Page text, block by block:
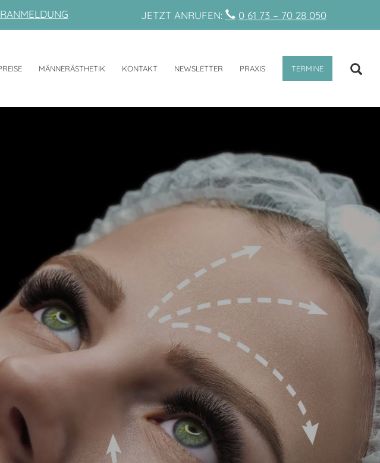
JETZT ANRUFEN: 0 61 73 – 70 28 050
MÄNNERÄSTHETIK KONTAKT NEWSLETTER PRAXIS TERMINE